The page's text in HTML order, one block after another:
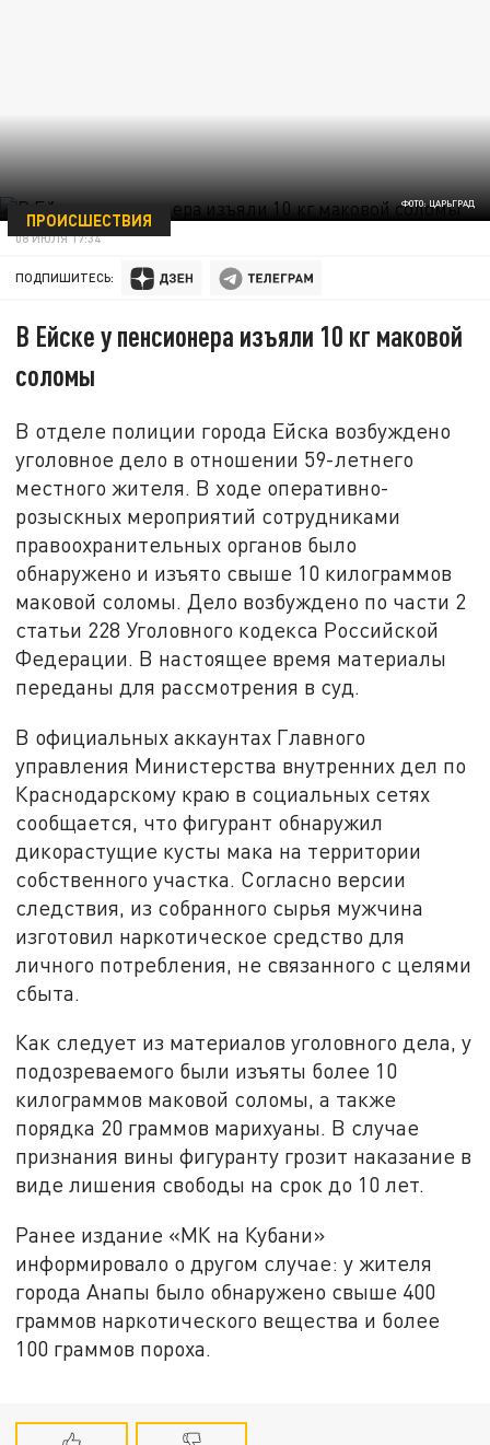
ФОТО: ЦАРЬГРАД
ПРОИСШЕСТВИЯ
08 ИЮЛЯ 17:34
ПОДПИШИТЕСЬ:
В Ейске у пенсионера изъяли 10 кг маковой
соломы
В отделе полиции города Ейска возбуждено
уголовное дело в отношении 59-летнего
местного жителя. В ходе оперативно-
розыскных мероприятий сотрудниками
правоохранительных органов было
обнаружено и изъято свыше 10 килограммов
маковой соломы. Дело возбуждено по части 2
статьи 228 Уголовного кодекса Российской
Федерации. В настоящее время материалы
переданы для рассмотрения в суд.
В официальных аккаунтах Главного
управления Министерства внутренних дел по
Краснодарскому краю в социальных сетях
сообщается, что фигурант обнаружил
дикорастущие кусты мака на территории
собственного участка. Согласно версии
следствия, из собранного сырья мужчина
изготовил наркотическое средство для
личного потребления, не связанного с целями
сбыта.
Как следует из материалов уголовного дела, у
подозреваемого были изъяты более 10
килограммов маковой соломы, а также
порядка 20 граммов марихуаны. В случае
признания вины фигуранту грозит наказание в
виде лишения свободы на срок до 10 лет.
Ранее издание «МК на Кубани»
информировало о другом случае: у жителя
города Анапы было обнаружено свыше 400
граммов наркотического вещества и более
100 граммов пороха.